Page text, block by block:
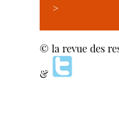
>
© la revue des
&